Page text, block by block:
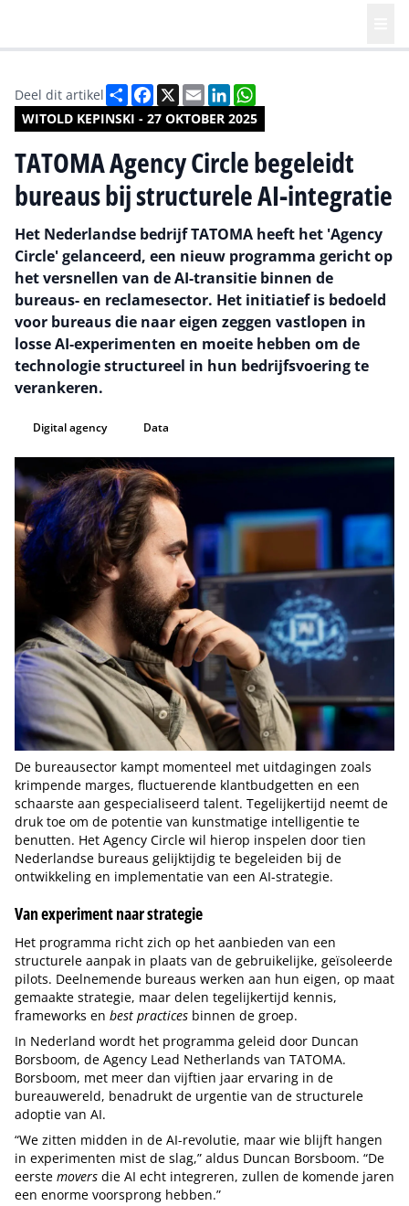
WITOLD KEPINSKI - 27 OKTOBER 2025
Deel dit artikel DeelFacebook
X EmailLinkedIn
TATOMA Agency Circle begeleidt
bureaus bij structurele AI-integratie
Het Nederlandse bedrijf TATOMA heeft het 'Agency
Circle' gelanceerd, een nieuw programma gericht op
het versnellen van de AI-transitie binnen de
bureaus- en reclamesector. Het initiatief is bedoeld
voor bureaus die naar eigen zeggen vastlopen in
losse AI-experimenten en moeite hebben om de
technologie structureel in hun bedrijfsvoering te
verankeren.
Digital agency Data
De bureausector kampt momenteel met uitdagingen zoals
krimpende marges, fluctuerende klantbudgetten en een
schaarste aan gespecialiseerd talent. Tegelijkertijd neemt de
druk toe om de potentie van kunstmatige intelligentie te
benutten. Het Agency Circle wil hierop inspelen door tien
Nederlandse bureaus gelijktijdig te begeleiden bij de
ontwikkeling en implementatie van een AI-strategie.
Van experiment naar strategie
Het programma richt zich op het aanbieden van een
structurele aanpak in plaats van de gebruikelijke, geïsoleerde
pilots. Deelnemende bureaus werken aan hun eigen, op maat
gemaakte strategie, maar delen tegelijkertijd kennis,
frameworks en best practices binnen de groep.
In Nederland wordt het programma geleid door Duncan
Borsboom, de Agency Lead Netherlands van TATOMA.
Borsboom, met meer dan vijftien jaar ervaring in de
bureauwereld, benadrukt de urgentie van de structurele
adoptie van AI.
“We zitten midden in de AI-revolutie, maar wie blijft hangen
in experimenten mist de slag,” aldus Duncan Borsboom. “De
eerste movers die AI echt integreren, zullen de komende jaren
een enorme voorsprong hebben.”